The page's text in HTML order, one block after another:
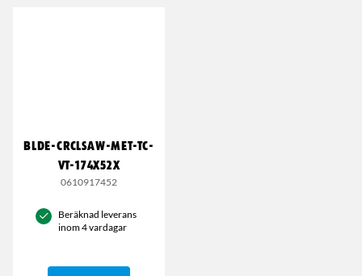
BLDE-CRCLSAW-MET-TC-
VT-174X52X
0610917452
Beräknad leverans
inom 4 vardagar